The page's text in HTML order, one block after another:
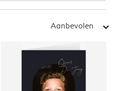
Aanbevolen arrow_right